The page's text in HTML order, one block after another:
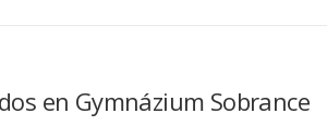
en Gymnázium Sobrance